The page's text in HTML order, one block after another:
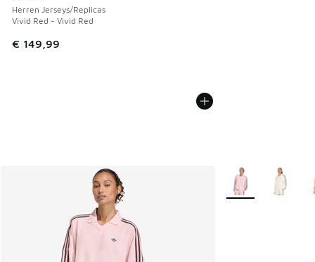
Herren Jerseys/Replicas
Vivid Red - Vivid Red
€ 149,99
Weitere Farben